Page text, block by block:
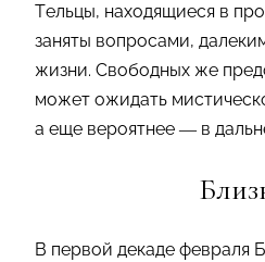
Тельцы, находящиеся в
заняты вопросами,
жизни. Свободных же
может ожидать
а еще вероятнее — в
В первой декаде февраля